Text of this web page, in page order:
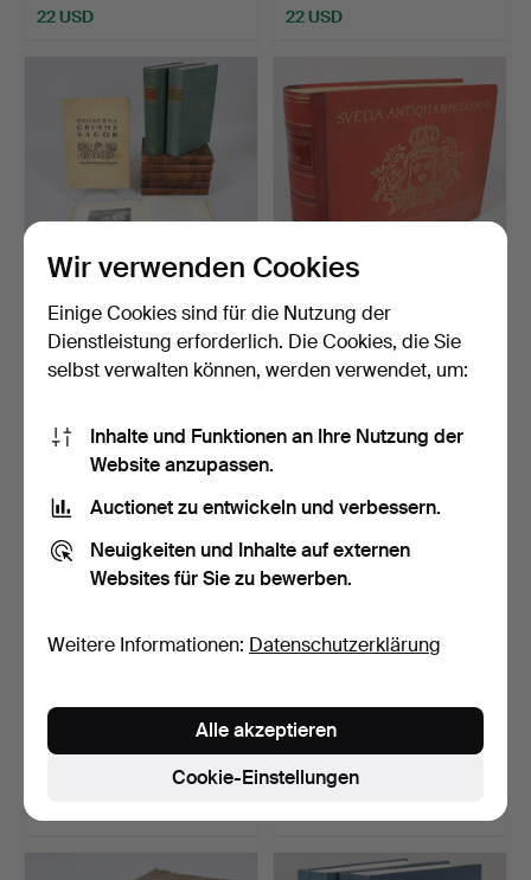
22 USD 22 USD
MÄRCHENBÜCHER, 9 Stk.,
H.C. Andersens Märc…
Beendet 3. Jun 2026
BUCH, "Suecia Antiqua et
Hodierna", Hans H…
Beendet 26. Mai 2026
BÜCHER, 2 Stk.,
Riksstambok för svenska
va…
Beendet 24. Mai 2026
BÜCHER, 6+1
halbfranzösische Bände,
"Tause…
Beendet 19. Mai 2026
1 Gebot
Wir verwenden Cookies
Einige Cookies sind für die Nutzung der
Dienstleistung erforderlich. Die Cookies, die Sie
selbst verwalten können, werden verwendet, um:
Inhalte und Funktionen an Ihre Nutzung der
Website anzupassen.
Auctionet zu entwickeln und verbessern.
Neuigkeiten und Inhalte auf externen
Websites für Sie zu bewerben.
Weitere Informationen: Datenschutzerklärung
Cookie-Einstellungen
Alle akzeptieren